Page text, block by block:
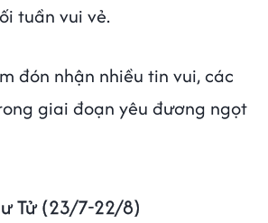
tuần vui vẻ.
đón nhận nhiều tin vui, các
giai đoạn yêu đương ngọt
Tử (23/7-22/8)